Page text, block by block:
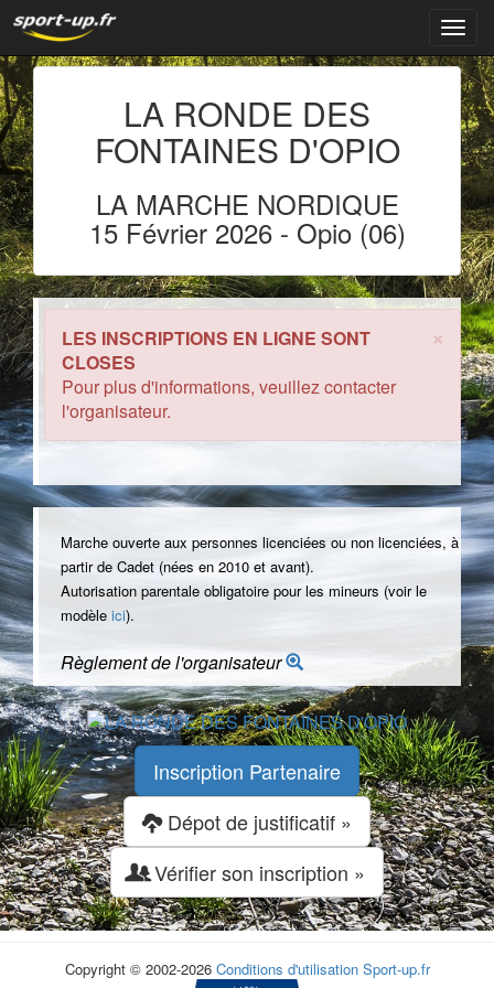
LA RONDE DES
FONTAINES D'OPIO
LA MARCHE NORDIQUE
15 Février 2026- Opio (06)
×
LES INSCRIPTIONS EN LIGNE SONT
CLOSES
Pour plus d'informations, veuillez contacter
l'organisateur.
Marche ouverte aux personnes licenciées ou non licenciées, à
partir de Cadet (nées en 2010 et avant).
Autorisation parentale obligatoire pour les mineurs (voir le
modèle ici).
Règlement de l'organisateur
Inscription Partenaire
Dépot de justificatif »
Vérifier son inscription »
Copyright © 2002-2026 Conditions d'utilisation Sport-up.fr